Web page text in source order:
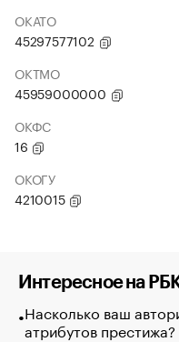
ОКАТО
45297577102
ОКТМО
45959000000
ОКФС
16
ОКОГУ
4210015
Интересное на
Насколько ваш
атрибутов